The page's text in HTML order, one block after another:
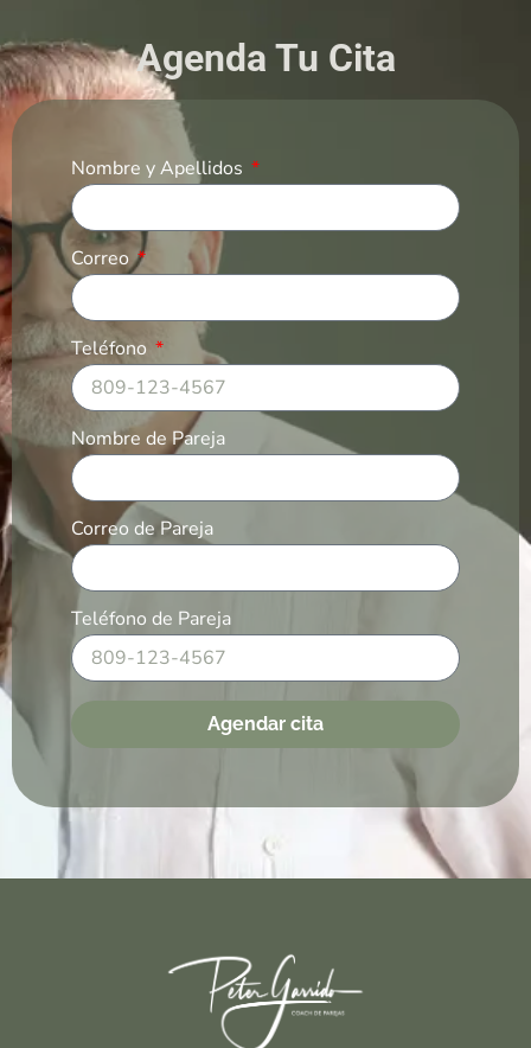
Agenda Tu Cita
Nombre y Apellidos
Correo
Teléfono
Nombre de Pareja
Correo de Pareja
Teléfono de Pareja
Agendar cita